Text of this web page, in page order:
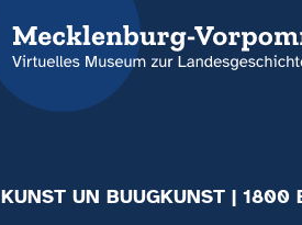
KUNST UN BUUGKUNST | 1800